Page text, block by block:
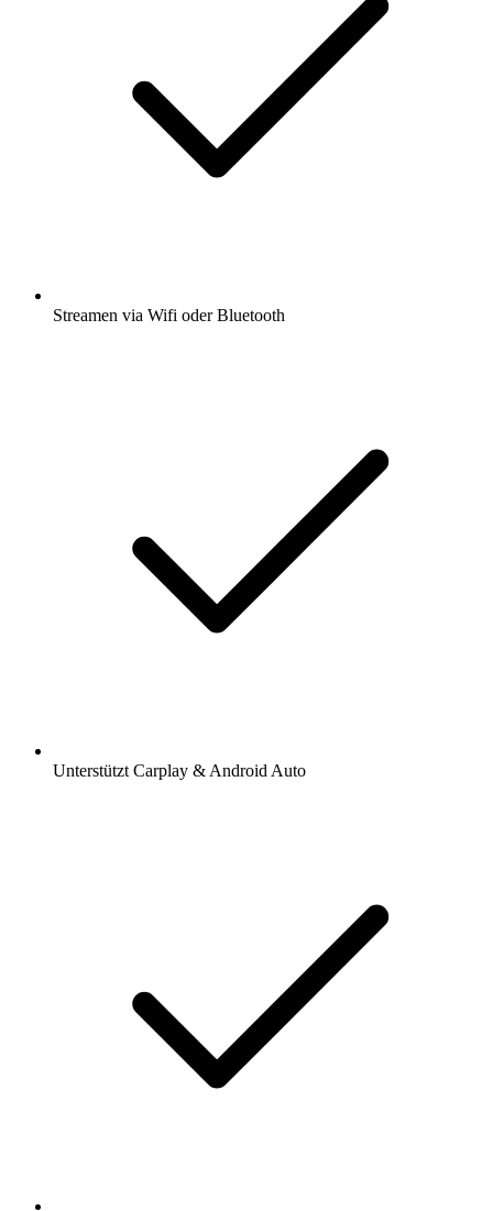
Streamen via Wifi oder Bluetooth
Unterstützt Carplay & Android Auto